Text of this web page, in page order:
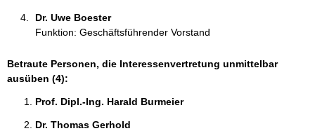
Dr. Uwe Boester
Funktion: Geschäftsführender Vorstand
Betraute Personen, die Interessenvertretung unmittelbar
ausüben (4):
Prof. Dipl.-Ing. Harald Burmeier
Dr. Thomas Gerhold